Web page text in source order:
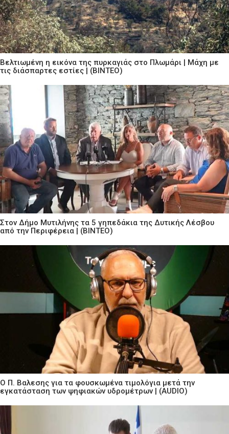
Βελτιωμένη η εικόνα της πυρκαγιάς στο Πλωμάρι | Μάχη με
τις διάσπαρτες εστίες | (ΒΙΝΤΕΟ)
Στον Δήμο Μυτιλήνης τα 5 γηπεδάκια της Δυτικής Λέσβου
από την Περιφέρεια | (ΒΙΝΤΕΟ)
Ο Π. Βαλεσης για τα φουσκωμένα τιμολόγια μετά την
εγκατάσταση των ψηφιακών υδρομέτρων | (AUDIO)